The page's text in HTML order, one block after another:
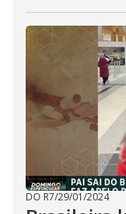
DO R7/29/01/2024